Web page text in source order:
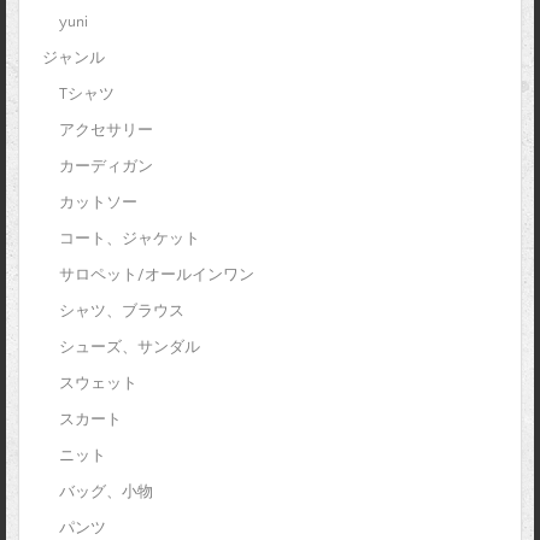
yuni
ジャンル
Tシャツ
アクセサリー
カーディガン
カットソー
コート、ジャケット
サロペット/オールインワン
シャツ、ブラウス
シューズ、サンダル
スウェット
スカート
ニット
バッグ、小物
パンツ